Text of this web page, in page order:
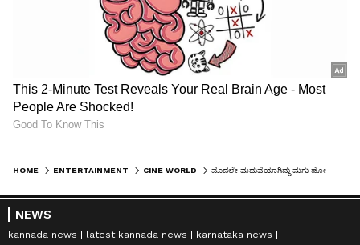
HOME ENTERTAINMENT CINE WORLD
NEWS
kannada news latest kannada news
karnataka news